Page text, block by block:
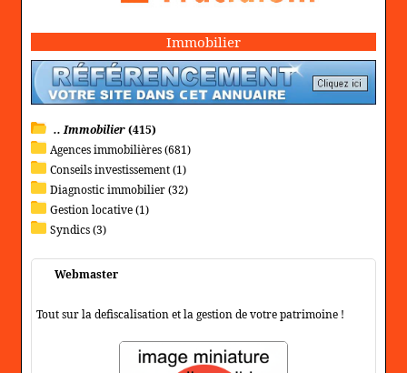
Immobilier
.. Immobilier(415)
Agences immobilières (681)
Conseils investissement (1)
Diagnostic immobilier (32)
Gestion locative (1)
Syndics (3)
Webmaster
Tout sur la defiscalisation et la gestion de votre patrimoine !